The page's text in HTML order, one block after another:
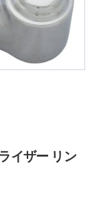
イザー リン